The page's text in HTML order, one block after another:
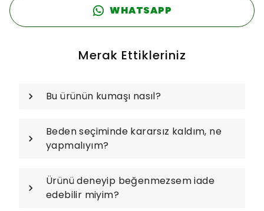
WHATSAPP
Merak Ettikleriniz
Bu ürünün kumaşı nasıl?
Beden seçiminde kararsız kaldım, ne
yapmalıyım?
Ürünü deneyip beğenmezsem iade
edebilir miyim?